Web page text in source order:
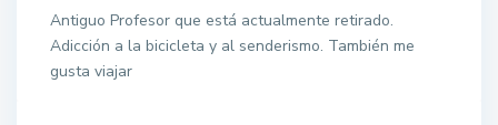
Antiguo Profesor que está actualmente retirado.
Adicción a la bicicleta y al senderismo. También me
gusta viajar